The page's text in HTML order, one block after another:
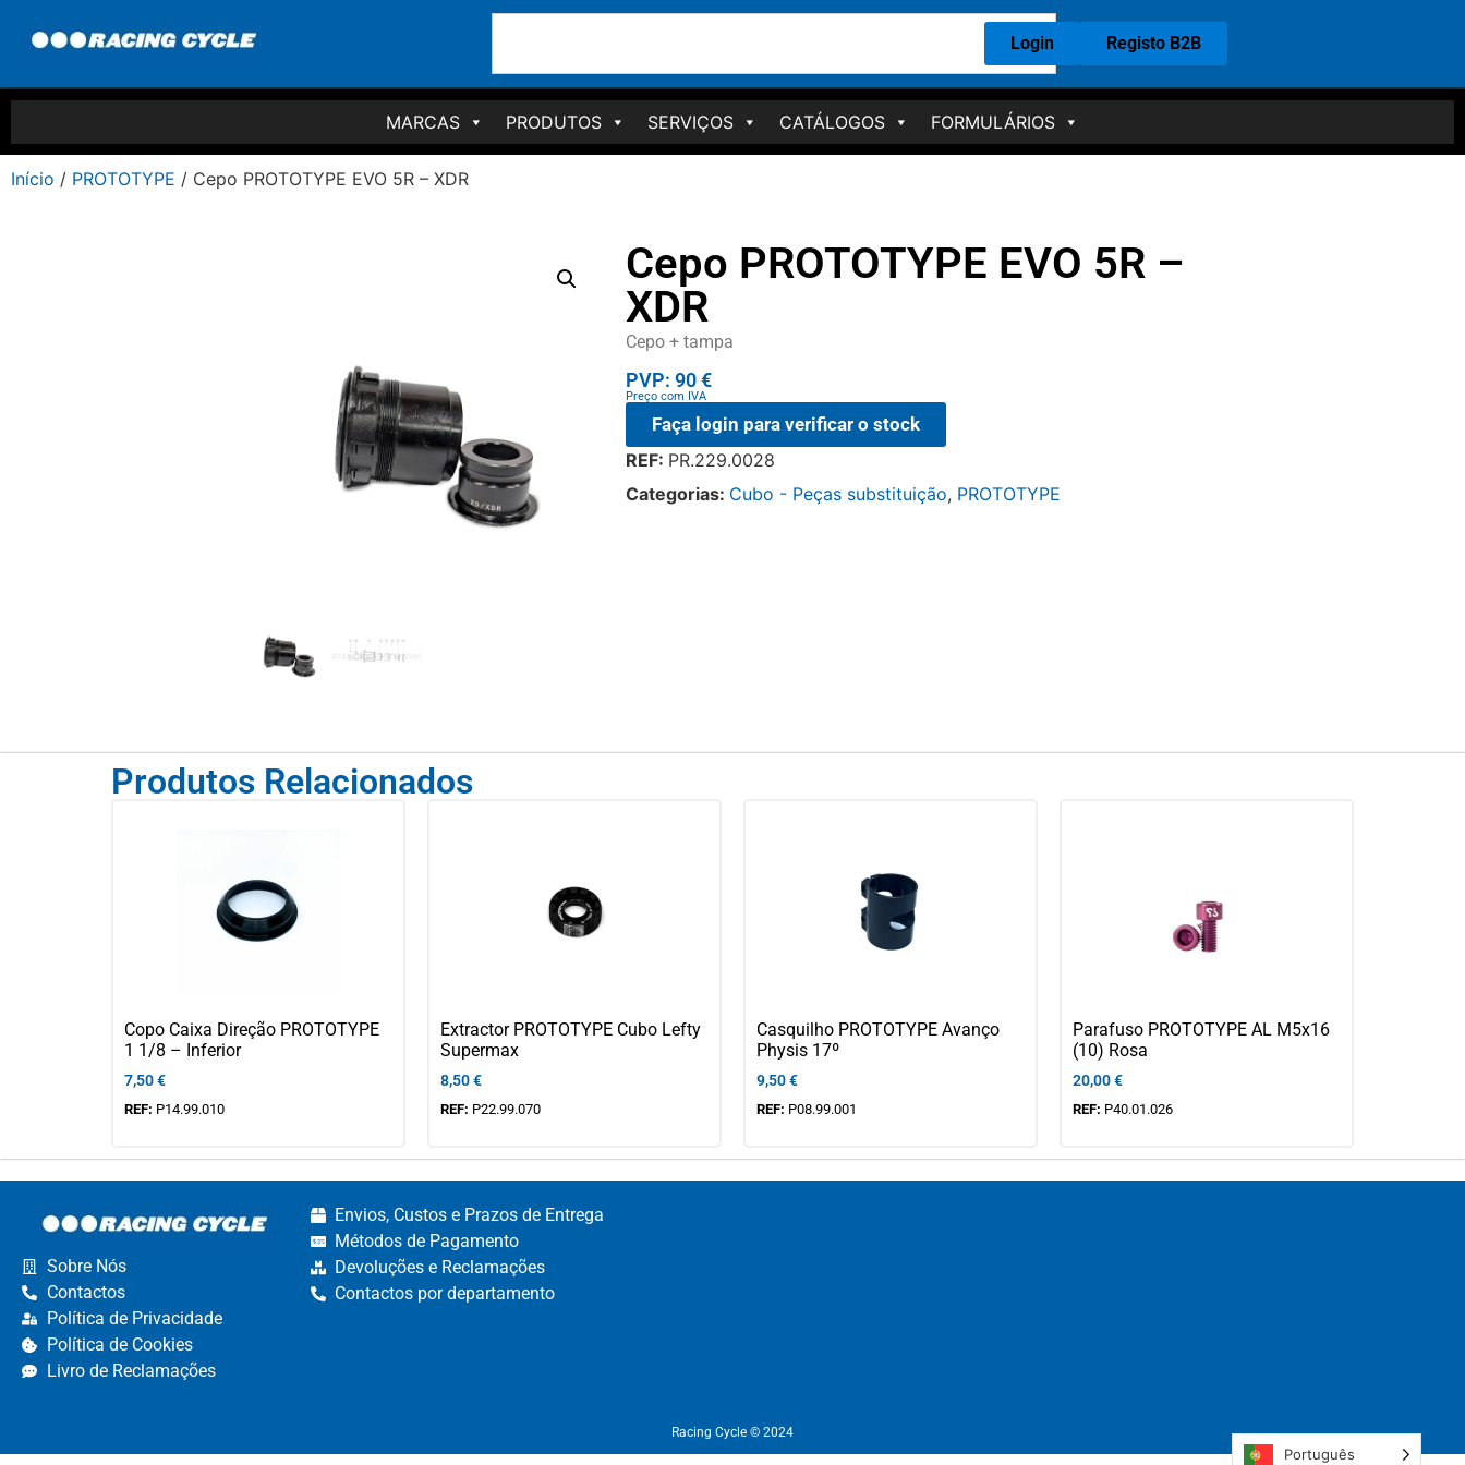
Login Registo B2B
MARCAS PRODUTOS SERVIÇOS CATÁLOGOS FORMULÁRIOS
Início / PROTOTYPE / Cepo PROTOTYPE EVO 5R – XDR
Cepo PROTOTYPE EVO 5R –
XDR
Cepo + tampa
PVP: 90 €
Preço com IVA
Faça login para verificar o stock
REF: PR.229.0028
Categorias: Cubo - Peças substituição, PROTOTYPE
Produtos Relacionados
Copo Caixa Direção PROTOTYPE
1 1/8 – Inferior
7,50€
REF: P14.99.010
Extractor PROTOTYPE Cubo Lefty
Supermax
8,50€
REF: P22.99.070
Casquilho PROTOTYPE Avanço
Physis 17º
9,50€
REF: P08.99.001
Parafuso PROTOTYPE AL M5x16
(10) Rosa
20,00€
REF: P40.01.026
Sobre Nós
Contactos
Política de Privacidade
Política de Cookies
Livro de Reclamações
Envios, Custos e Prazos de Entrega
Métodos de Pagamento​
Devoluções e Reclamações​
Contactos por departamento​
Racing Cycle © 2024
Português